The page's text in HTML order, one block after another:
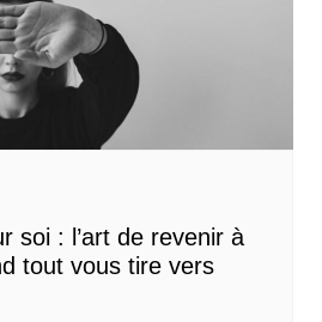
soi : l’art de revenir à
tout vous tire vers